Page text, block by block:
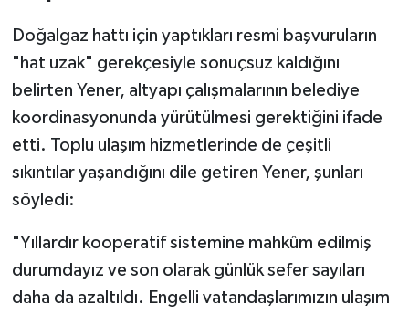
Doğalgaz hattı için yaptıkları resmi başvuruların
"hat uzak" gerekçesiyle sonuçsuz kaldığını
belirten Yener, altyapı çalışmalarının belediye
koordinasyonunda yürütülmesi gerektiğini ifade
etti. Toplu ulaşım hizmetlerinde de çeşitli
sıkıntılar yaşandığını dile getiren Yener, şunları
söyledi:
"Yıllardır kooperatif sistemine mahkûm edilmiş
durumdayız ve son olarak günlük sefer sayıları
daha da azaltıldı. Engelli vatandaşlarımızın ulaşım